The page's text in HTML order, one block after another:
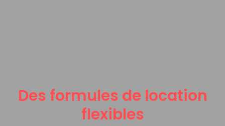
Des formules de location
flexibles